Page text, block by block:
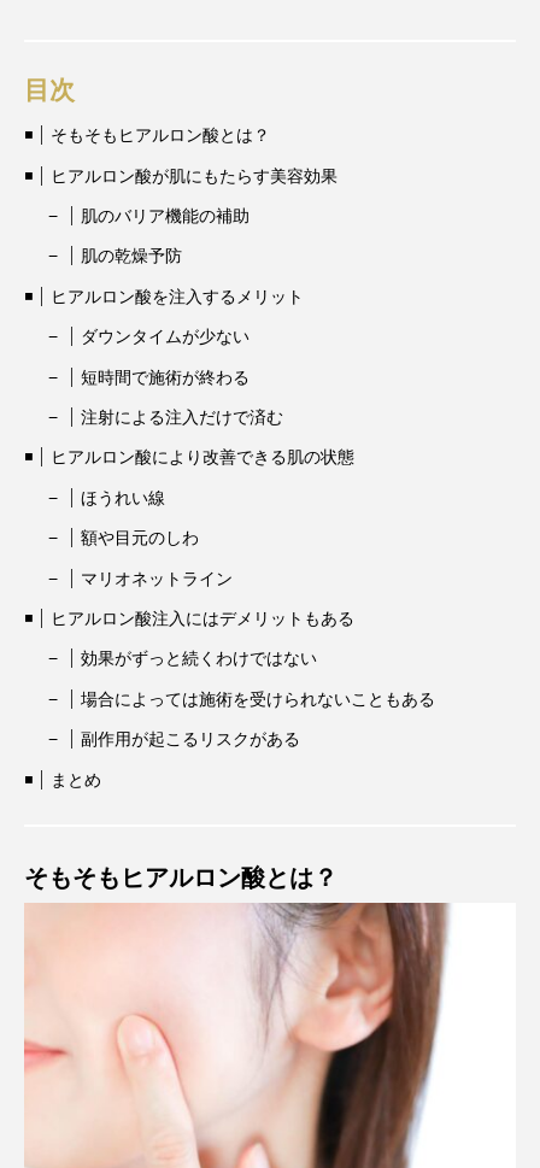
目次
そもそもヒアルロン酸とは？
ヒアルロン酸が肌にもたらす美容効果
肌のバリア機能の補助
肌の乾燥予防
ヒアルロン酸を注入するメリット
ダウンタイムが少ない
短時間で施術が終わる
注射による注入だけで済む
ヒアルロン酸により改善できる肌の状態
ほうれい線
額や目元のしわ
マリオネットライン
ヒアルロン酸注入にはデメリットもある
効果がずっと続くわけではない
場合によっては施術を受けられないこともある
副作用が起こるリスクがある
まとめ
そもそもヒアルロン酸とは？